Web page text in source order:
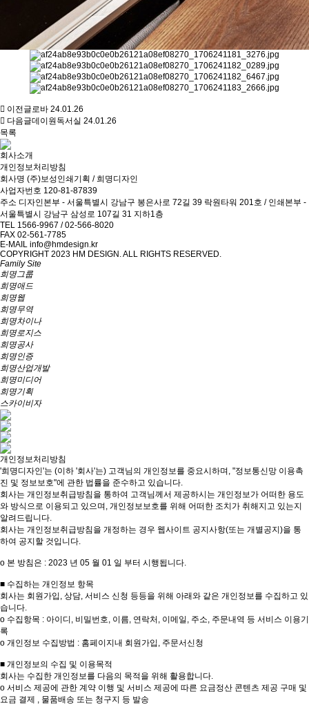
이전글로바 24.01.26
다음글데이원독서실 24.01.26
목록
회사소개
개인정보처리방침
회사명 (주)보성인쇄기획 / 희명디자인
사업자번호 120-81-87839
주소 디자인본부 - 서울특별시 강남구 봉은사로 72길 39 락원타워 201호 / 인쇄본부 -
서울특별시 강남구 삼성로 107길 31 지하1층
TEL 1566-9967 / 02-566-8020
FAX 02-561-7785
E-MAIL info@hmdesign.kr
COPYRIGHT 2023 HM DESIGN. ALL RIGHTS RESERVED.
Family Site
희명그룹
희명애드
희명웹
희명무역
희명차이나
희명로지스
희명공사
희명인증
희명산업개발
희명미디어
희명기획
스카이비자
개인정보처리방침
'희명디자인'는 (이하 '회사'는) 고객님의 개인정보를 중요시하며, "정보통신망 이용촉
진 및 정보보호"에 관한 법률을 준수하고 있습니다.
회사는 개인정보취급방침을 통하여 고객님께서 제공하시는 개인정보가 어떠한 용도
와 방식으로 이용되고 있으며, 개인정보보호를 위해 어떠한 조치가 취해지고 있는지
알려드립니다.
회사는 개인정보취급방침을 개정하는 경우 웹사이트 공지사항(또는 개별공지)을 통
하여 공지할 것입니다.
ο 본 방침은 : 2023 년 05 월 01 일 부터 시행됩니다.
■ 수집하는 개인정보 항목
회사는 회원가입, 상담, 서비스 신청 등등을 위해 아래와 같은 개인정보를 수집하고 있
습니다.
ο 수집항목 : 아이디, 비밀번호, 이름, 연락처, 이메일, 주소, 주문내역 등 서비스 이용기
록
ο 개인정보 수집방법 : 홈페이지내 회원가입, 주문서신청
■ 개인정보의 수집 및 이용목적
회사는 수집한 개인정보를 다음의 목적을 위해 활용합니다.
ο 서비스 제공에 관한 계약 이행 및 서비스 제공에 따른 요금정산 콘텐츠 제공 구매 및
요금 결제 , 물품배송 또는 청구지 등 발송